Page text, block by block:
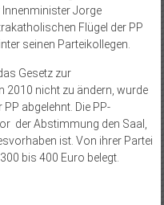
Jorge
Flügel der PP
seinen Parteikollegen.
Gesetz zur
nicht zu ändern, wurde
abgelehnt. Die PP-
der Abstimmung den Saal,
ist. Von ihrer Partei
bis 400 Euro belegt.